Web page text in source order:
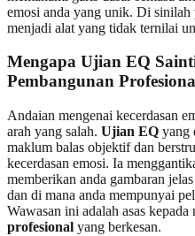
emosi anda yang unik. Di sinilah
menjadi alat yang tidak ternilai
Mengapa Ujian EQ
Pembangunan
Andaian mengenai kecerdasan
arah yang salah. Ujian EQ yang
maklum balas objektif dan
kecerdasan emosi. Ia
memberikan anda gambaran
dan di mana anda mempunyai
Wawasan ini adalah asas kepada
profesional yang berkesan.